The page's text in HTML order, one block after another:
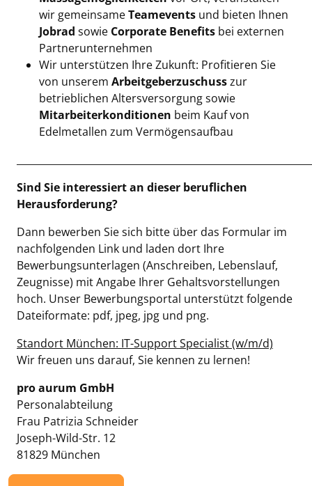
wir gemeinsameTeamevents und bieten Ihnen
Jobrad sowie Corporate Benefits bei externen
Partnerunternehmen
Wir unterstützen Ihre Zukunft: Profitieren Sie
von unserem Arbeitgeberzuschusszur
betrieblichen Altersversorgung sowie
Mitarbeiterkonditionen beim Kauf von
Edelmetallen zum Vermögensaufbau
Sind Sie interessiert an dieser beruflichen
Herausforderung?
Dann bewerben Sie sich bitte über das Formular im
nachfolgenden Link und laden dort Ihre
Bewerbungsunterlagen (Anschreiben, Lebenslauf,
Zeugnisse) mit Angabe Ihrer Gehaltsvorstellungen
hoch. Unser Bewerbungsportal unterstützt folgende
Dateiformate: pdf, jpeg, jpg und png.
Standort München: IT-Support Specialist (w/m/d)
Wir freuen uns darauf, Sie kennen zu lernen!
pro aurum GmbH
Personalabteilung
Frau Patrizia Schneider
Joseph-Wild-Str. 12
81829 München